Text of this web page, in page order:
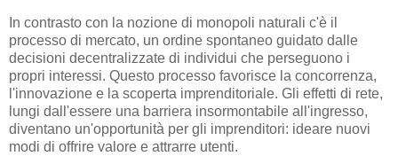
In contrasto con la nozione di monopoli naturali c'è il
processo di mercato, un ordine spontaneo guidato dalle
decisioni decentralizzate di individui che perseguono i
propri interessi. Questo processo favorisce la concorrenza,
l'innovazione e la scoperta imprenditoriale. Gli effetti di rete,
lungi dall'essere una barriera insormontabile all'ingresso,
diventano un'opportunità per gli imprenditori: ideare nuovi
modi di offrire valore e attrarre utenti.